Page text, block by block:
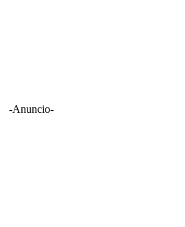
-Anuncio-